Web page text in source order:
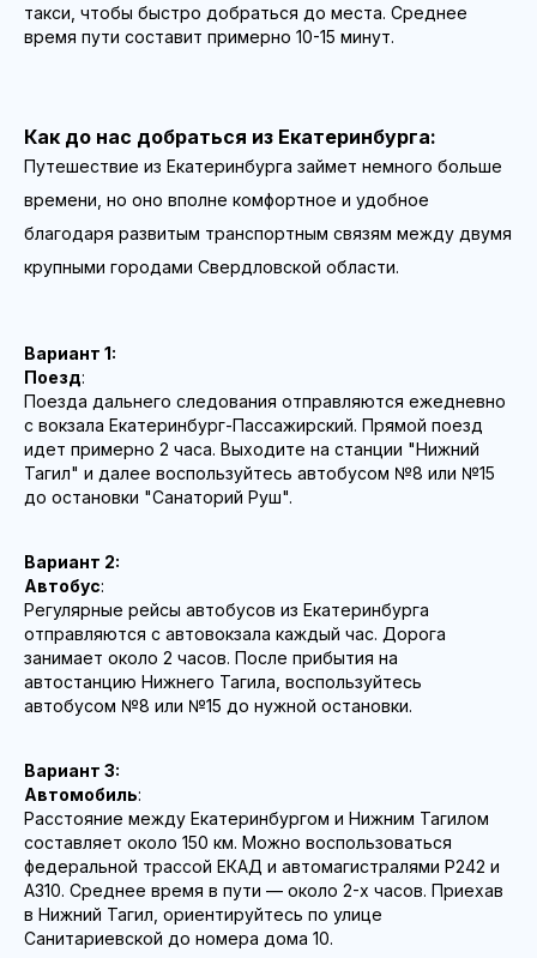
такси, чтобы быстро добраться до места. Среднее
время пути составит примерно 10-15 минут.
Как до нас добраться из Екатеринбурга:
Путешествие из Екатеринбурга займет немного больше
времени, но оно вполне комфортное и удобное
благодаря развитым транспортным связям между двумя
крупными городами Свердловской области.
Вариант 1:
Поезд:
Поезда дальнего следования отправляются ежедневно
с вокзала Екатеринбург-Пассажирский. Прямой поезд
идет примерно 2 часа. Выходите на станции "Нижний
Тагил" и далее воспользуйтесь автобусом №8 или №15
до остановки "Санаторий Руш".
Вариант 2:
Автобус:
Регулярные рейсы автобусов из Екатеринбурга
отправляются с автовокзала каждый час. Дорога
занимает около 2 часов. После прибытия на
автостанцию Нижнего Тагила, воспользуйтесь
автобусом №8 или №15 до нужной остановки.
Вариант 3:
Автомобиль:
Расстояние между Екатеринбургом и Нижним Тагилом
составляет около 150 км. Можно воспользоваться
федеральной трассой ЕКАД и автомагистралями Р242 и
А310. Среднее время в пути — около 2-х часов. Приехав
в Нижний Тагил, ориентируйтесь по улице
Санитариевской до номера дома 10.